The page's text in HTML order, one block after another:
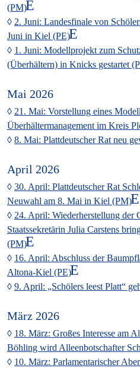
(PM)
2. Juni: Landesfinale von
Juni in Kiel (PE)
1. Juni: Modellprojekt zum
(Überhältern) in Knicks gestartet
Mai 2026
21. Mai: Vorstellung eines
Überhältermanagement im Kreis
8. Mai: Plattdeutscher Rat neu
April 2026
30. April: Plattdeutscher Rat
Neuwahl am 8. Mai in Kiel (PM)
24. April: Wiederherstellung der
Staatssekretärin Julia Carstens
(PM)
16. April: Abschluss der
Altona-Kiel (PE)
9. April: „Schölers leest Platt“
März 2026
18. März: Großes Interesse am
Böhling wird Alleenbotschafter
10. März: Parlamentarischer